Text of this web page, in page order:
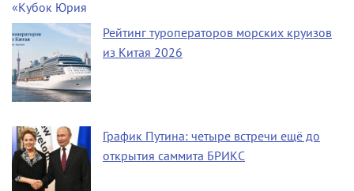
Рейтинг туроператоров морских круизов
из Китая 2026
График Путина: четыре встречи ещё до
открытия саммита БРИКС